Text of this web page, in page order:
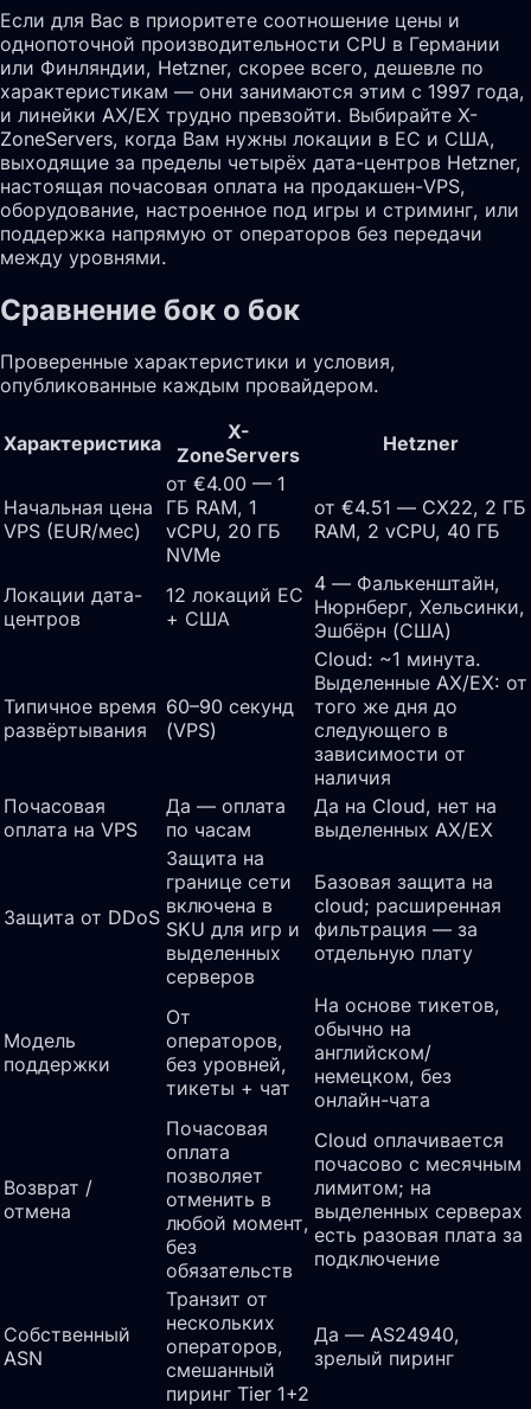
Если для Вас в приоритете соотношение цены и
однопоточной производительности CPU в Германии
или Финляндии, Hetzner, скорее всего, дешевле по
характеристикам — они занимаются этим с 1997 года,
и линейки AX/EX трудно превзойти. Выбирайте X-
ZoneServers, когда Вам нужны локации в ЕС и США,
выходящие за пределы четырёх дата-центров Hetzner,
настоящая почасовая оплата на продакшен-VPS,
оборудование, настроенное под игры и стриминг, или
поддержка напрямую от операторов без передачи
между уровнями.
Сравнение бок о бок
Проверенные характеристики и условия,
опубликованные каждым провайдером.
Характеристика
X-
ZoneServers
Hetzner
Начальная цена
VPS (EUR/мес)
от €4.00 — 1
ГБ RAM, 1
vCPU, 20 ГБ
NVMe
от €4.51 — CX22, 2 ГБ
RAM, 2 vCPU, 40 ГБ
Локации дата-
центров
12 локаций ЕС
+ США
4 — Фалькенштайн,
Нюрнберг, Хельсинки,
Эшбёрн (США)
Типичное время
развёртывания
60–90 секунд
(VPS)
Cloud: ~1 минута.
Выделенные AX/EX: от
того же дня до
следующего в
зависимости от
наличия
Почасовая
оплата на VPS
Да — оплата
по часам
Да на Cloud, нет на
выделенных AX/EX
Защита от DDoS
Защита на
границе сети
включена в
SKU для игр и
выделенных
серверов
Базовая защита на
cloud; расширенная
фильтрация — за
отдельную плату
Модель
поддержки
От
операторов,
без уровней,
тикеты + чат
На основе тикетов,
обычно на
английском/
немецком, без
онлайн-чата
Возврат /
отмена
Почасовая
оплата
позволяет
отменить в
любой момент,
без
обязательств
Cloud оплачивается
почасово с месячным
лимитом; на
выделенных серверах
есть разовая плата за
подключение
Собственный
ASN
Транзит от
нескольких
операторов,
смешанный
пиринг Tier 1+2
Да — AS24940,
зрелый пиринг